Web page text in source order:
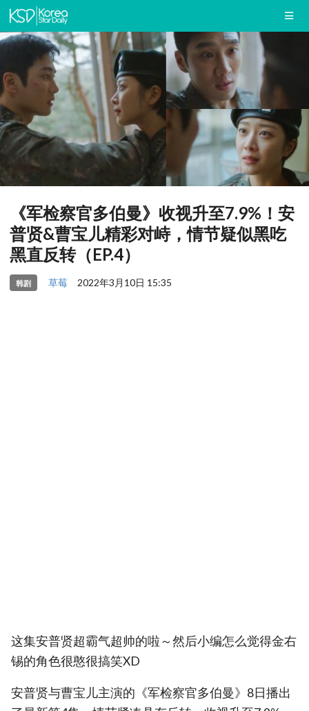
《军检察官多伯曼》收视升至7.9%！安
普贤&曹宝儿精彩对峙，情节疑似黑吃
黑直反转（EP.4）
韩剧 草莓 2022年3月10日 15:35
这集安普贤超霸气超帅的啦～然后小编怎么觉得金右
锡的角色很憨很搞笑XD
安普贤与曹宝儿主演的《军检察官多伯曼》8日播出